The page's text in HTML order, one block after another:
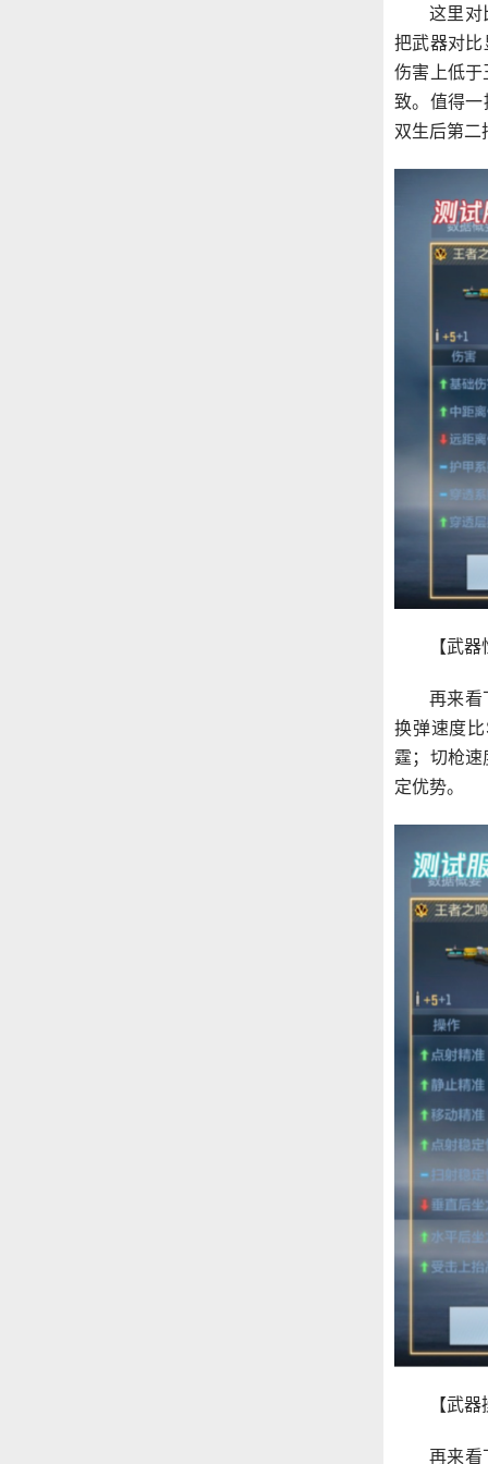
这里对
把武器对
伤害上低于
致。值得
双生后第二
【武
再来看
换弹速度
霆；切枪
定优势。
【武
再来看